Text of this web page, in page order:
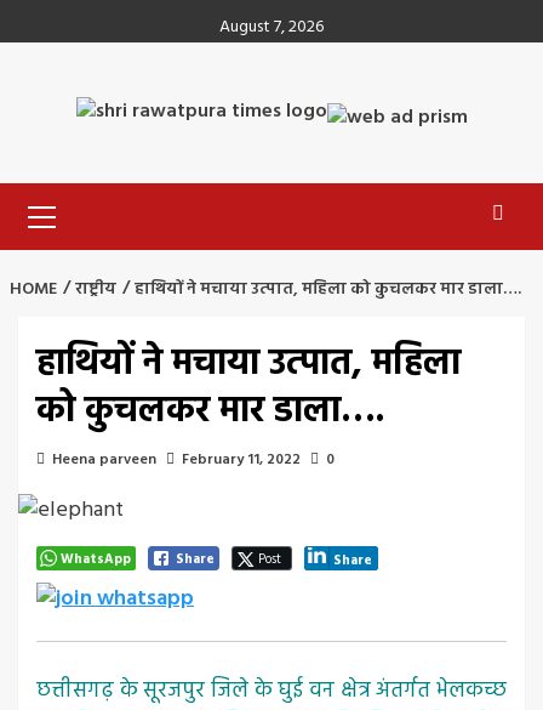
to
August 7, 2026
Menu
HOME राष्ट्रीय हाथियों ने मचाया उत्पात, महिला को कुचलकर मार डाला….
हाथियों ने मचाया उत्पात, महिला
को कुचलकर मार डाला….
Heena parveen February 11, 2022 0
WhatsApp Share Post Share
छत्तीसगढ़ के सूरजपुर जिले के घुई वन क्षेत्र अंतर्गत भेलकच्छ